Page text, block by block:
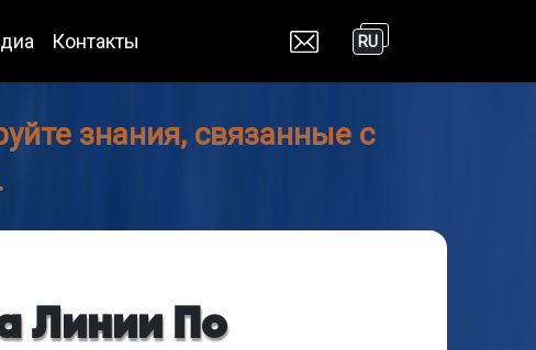
Контакты RU
знания, связанные с
Линии По